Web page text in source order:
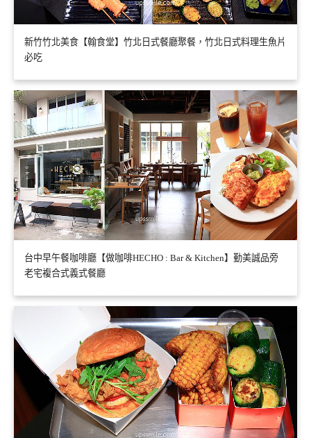
新竹竹北美食【翰食堂】竹北日式餐廳聚餐，竹北日式料理生魚片
必吃
台中早午餐咖啡廳【做咖啡HECHO : Bar & Kitchen】勤美誠品旁
老宅複合式義式餐廳